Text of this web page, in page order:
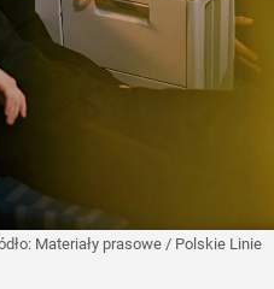
Materiały prasowe / Polskie Linie